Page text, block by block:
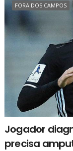
FORA DOS CAMPOS
Jogador
precisa